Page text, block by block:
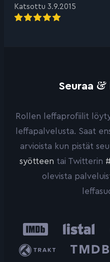
Katsottu 3.9.2015
Seuraa &
Rollen leffaprofiilit
leffapalvelusta. Saat
arvioista kun pistät
syötteen tai Twitterin
olevista
IMDb Listal
Trakt